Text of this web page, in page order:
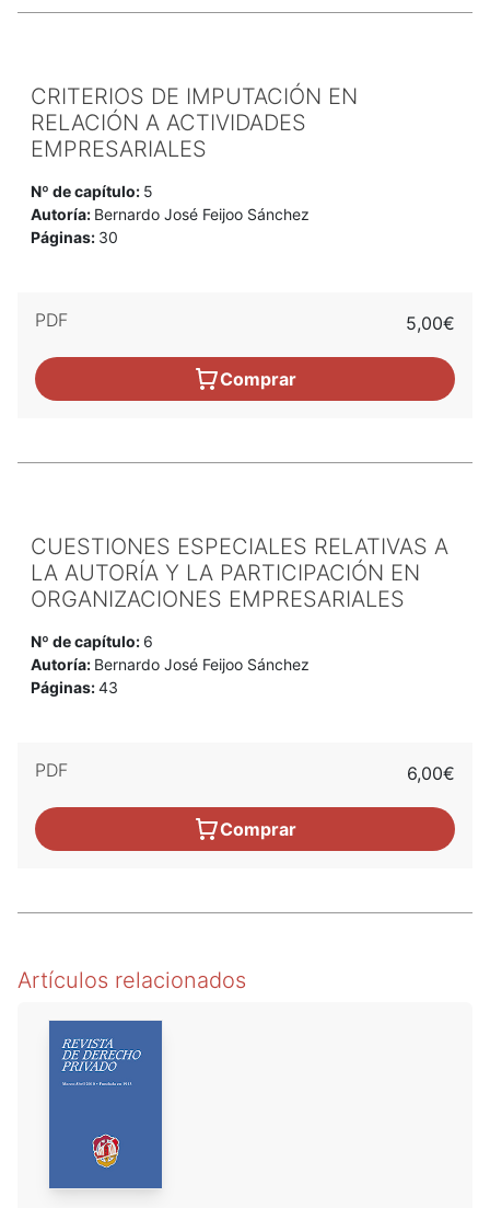
CRITERIOS DE IMPUTACIÓN EN
RELACIÓN A ACTIVIDADES
EMPRESARIALES
Nº de capítulo: 5
Autoría: Bernardo José Feijoo Sánchez
Páginas: 30
PDF 5,00€
Comprar
CUESTIONES ESPECIALES RELATIVAS A
LA AUTORÍA Y LA PARTICIPACIÓN EN
ORGANIZACIONES EMPRESARIALES
Nº de capítulo: 6
Autoría: Bernardo José Feijoo Sánchez
Páginas:43
PDF 6,00€
Comprar
Artículos relacionados